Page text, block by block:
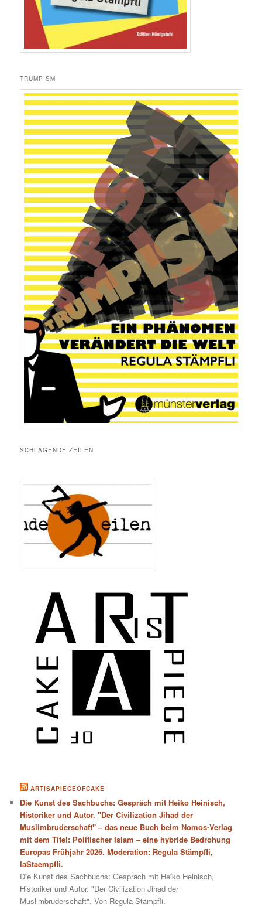
TRUMPISM
SCHLAGENDE ZEILEN
ARTISAPIECEOFCAKE
Die Kunst des Sachbuchs: Gespräch mit Heiko Heinisch,
Historiker und Autor. "Der Civilization Jihad der
Muslimbruderschaft" – das neue Buch beim Nomos-Verlag
mit dem Titel: Politischer Islam – eine hybride Bedrohung
Europas Frühjahr 2026. Moderation: Regula Stämpfli,
laStaempfli.
Die Kunst des Sachbuchs: Gespräch mit Heiko Heinisch,
Historiker und Autor. "Der Civilization Jihad der
Muslimbruderschaft". Von Regula Stämpfli.